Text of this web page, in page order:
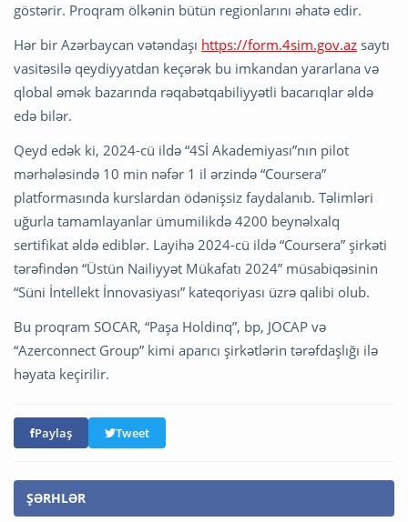
göstərir. Proqram ölkənin bütün regionlarını əhatə edir.
Hər bir Azərbaycan vətəndaşı https://form.4sim.gov.az saytı
vasitəsilə qeydiyyatdan keçərək bu imkandan yararlana və
qlobal əmək bazarında rəqabətqabiliyyətli bacarıqlar əldə
edə bilər.
Qeyd edək ki, 2024-cü ildə “4Sİ Akademiyası”nın pilot
mərhələsində 10 min nəfər 1 il ərzində “Coursera”
platformasında kurslardan ödənişsiz faydalanıb. Təlimləri
uğurla tamamlayanlar ümumilikdə 4200 beynəlxalq
sertifikat əldə ediblər. Layihə 2024-cü ildə “Coursera” şirkəti
tərəfindən “Üstün Nailiyyət Mükafatı 2024” müsabiqəsinin
“Süni İntellekt İnnovasiyası” kateqoriyası üzrə qalibi olub.
Bu proqram SOCAR, “Paşa Holdinq”, bp, JOCAP və
“Azerconnect Group” kimi aparıcı şirkətlərin tərəfdaşlığı ilə
həyata keçirilir.
Paylaş Tweet
ŞƏRHLƏR